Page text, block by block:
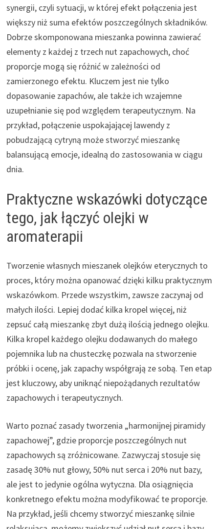
synergii, czyli sytuacji, w której efekt połączenia jest
większy niż suma efektów poszczególnych składników.
Dobrze skomponowana mieszanka powinna zawierać
elementy z każdej z trzech nut zapachowych, choć
proporcje mogą się różnić w zależności od
zamierzonego efektu. Kluczem jest nie tylko
dopasowanie zapachów, ale także ich wzajemne
uzupełnianie się pod względem terapeutycznym. Na
przykład, połączenie uspokajającej lawendy z
pobudzającą cytryną może stworzyć mieszankę
balansującą emocje, idealną do zastosowania w ciągu
dnia.
Praktyczne wskazówki dotyczące
tego, jak łączyć olejki w
aromaterapii
Tworzenie własnych mieszanek olejków eterycznych to
proces, który można opanować dzięki kilku praktycznym
wskazówkom. Przede wszystkim, zawsze zaczynaj od
małych ilości. Lepiej dodać kilka kropel więcej, niż
zepsuć całą mieszankę zbyt dużą ilością jednego olejku.
Kilka kropel każdego olejku dodawanych do małego
pojemnika lub na chusteczkę pozwala na stworzenie
próbki i ocenę, jak zapachy współgrają ze sobą. Ten etap
jest kluczowy, aby uniknąć niepożądanych rezultatów
zapachowych i terapeutycznych.
Warto poznać zasady tworzenia „harmonijnej piramidy
zapachowej”, gdzie proporcje poszczególnych nut
zapachowych są zróżnicowane. Zazwyczaj stosuje się
zasadę 30% nut głowy, 50% nut serca i 20% nut bazy,
ale jest to jedynie ogólna wytyczna. Dla osiągnięcia
konkretnego efektu można modyfikować te proporcje.
Na przykład, jeśli chcemy stworzyć mieszankę silnie